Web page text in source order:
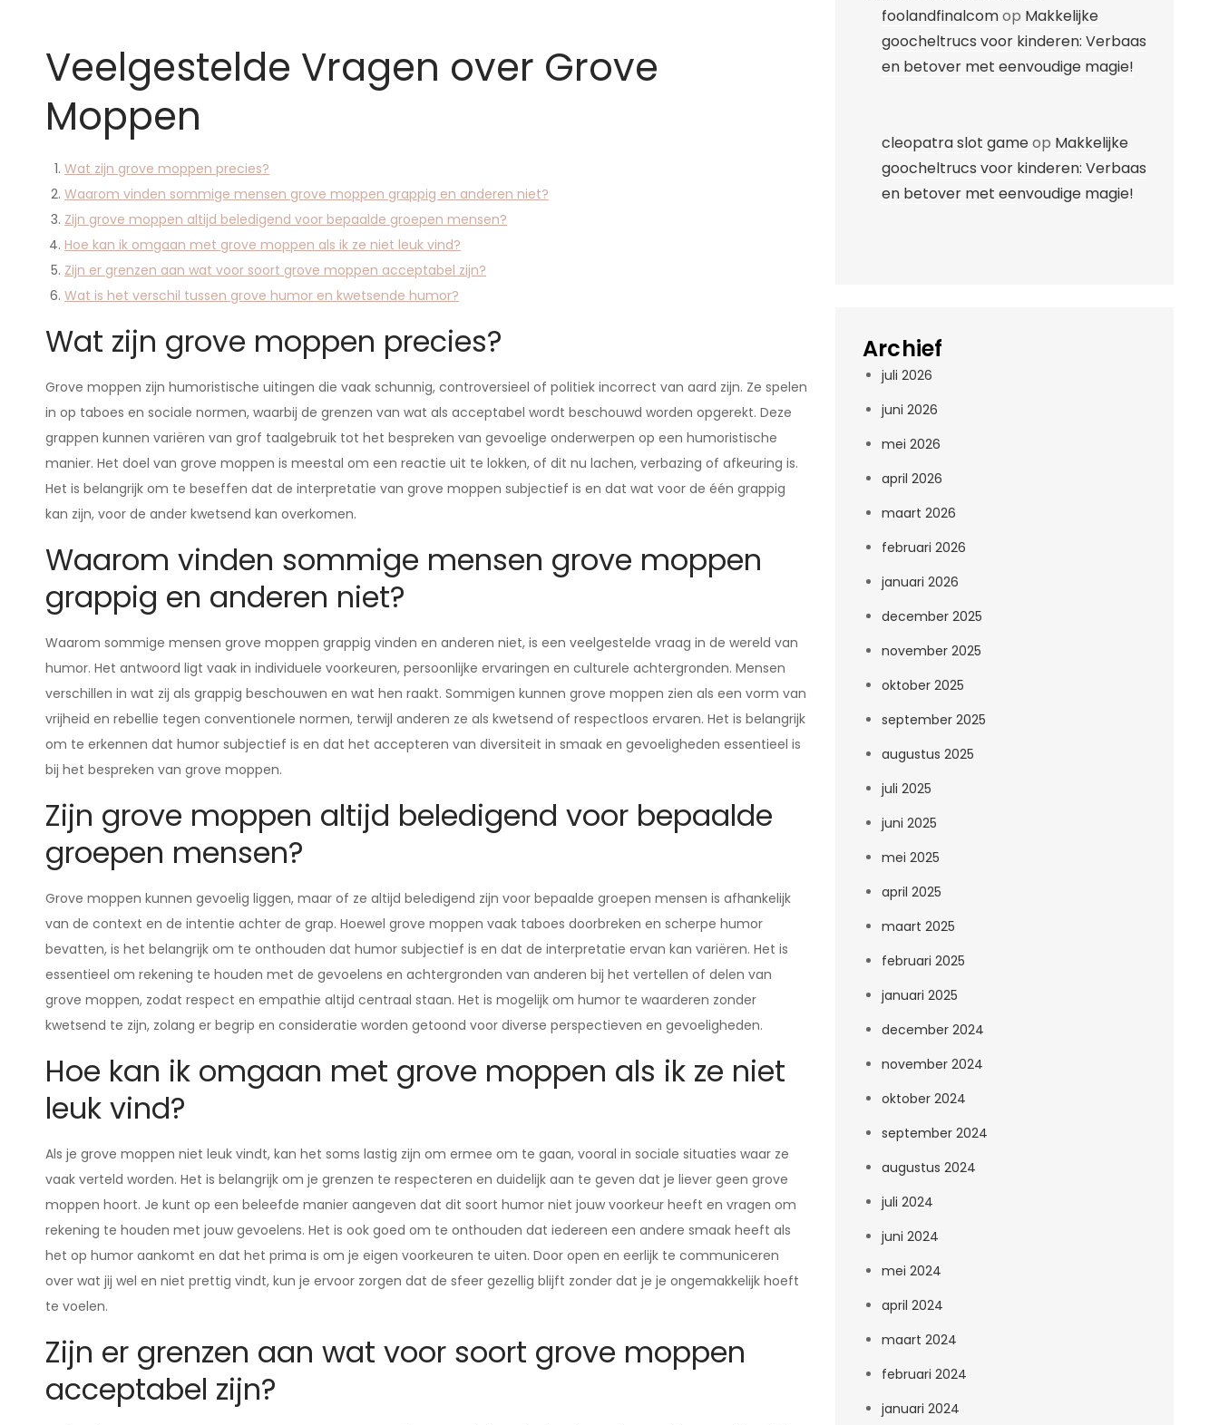
Veelgestelde Vragen over Grove
Moppen
Wat zijn grove moppen precies?
Waarom vinden sommige mensen grove moppen grappig en anderen niet?
Zijn grove moppen altijd beledigend voor bepaalde groepen mensen?
Hoe kan ik omgaan met grove moppen als ik ze niet leuk vind?
Zijn er grenzen aan wat voor soort grove moppen acceptabel zijn?
Wat is het verschil tussen grove humor en kwetsende humor?
Wat zijn grove moppen precies?
Grove moppen zijn humoristische uitingen die vaak schunnig, controversieel of politiek incorrect van aard zijn. Ze spelen
in op taboes en sociale normen, waarbij de grenzen van wat als acceptabel wordt beschouwd worden opgerekt. Deze
grappen kunnen variëren van grof taalgebruik tot het bespreken van gevoelige onderwerpen op een humoristische
manier. Het doel van grove moppen is meestal om een reactie uit te lokken, of dit nu lachen, verbazing of afkeuring is.
Het is belangrijk om te beseffen dat de interpretatie van grove moppen subjectief is en dat wat voor de één grappig
kan zijn, voor de ander kwetsend kan overkomen.
Waarom vinden sommige mensen grove moppen
grappig en anderen niet?
Waarom sommige mensen grove moppen grappig vinden en anderen niet, is een veelgestelde vraag in de wereld van
humor. Het antwoord ligt vaak in individuele voorkeuren, persoonlijke ervaringen en culturele achtergronden. Mensen
verschillen in wat zij als grappig beschouwen en wat hen raakt. Sommigen kunnen grove moppen zien als een vorm van
vrijheid en rebellie tegen conventionele normen, terwijl anderen ze als kwetsend of respectloos ervaren. Het is belangrijk
om te erkennen dat humor subjectief is en dat het accepteren van diversiteit in smaak en gevoeligheden essentieel is
bij het bespreken van grove moppen.
Zijn grove moppen altijd beledigend voor bepaalde
groepen mensen?
Grove moppen kunnen gevoelig liggen, maar of ze altijd beledigend zijn voor bepaalde groepen mensen is afhankelijk
van de context en de intentie achter de grap. Hoewel grove moppen vaak taboes doorbreken en scherpe humor
bevatten, is het belangrijk om te onthouden dat humor subjectief is en dat de interpretatie ervan kan variëren. Het is
essentieel om rekening te houden met de gevoelens en achtergronden van anderen bij het vertellen of delen van
grove moppen, zodat respect en empathie altijd centraal staan. Het is mogelijk om humor te waarderen zonder
kwetsend te zijn, zolang er begrip en consideratie worden getoond voor diverse perspectieven en gevoeligheden.
Hoe kan ik omgaan met grove moppen als ik ze niet
leuk vind?
Als je grove moppen niet leuk vindt, kan het soms lastig zijn om ermee om te gaan, vooral in sociale situaties waar ze
vaak verteld worden. Het is belangrijk om je grenzen te respecteren en duidelijk aan te geven dat je liever geen grove
moppen hoort. Je kunt op een beleefde manier aangeven dat dit soort humor niet jouw voorkeur heeft en vragen om
rekening te houden met jouw gevoelens. Het is ook goed om te onthouden dat iedereen een andere smaak heeft als
het op humor aankomt en dat het prima is om je eigen voorkeuren te uiten. Door open en eerlijk te communiceren
over wat jij wel en niet prettig vindt, kun je ervoor zorgen dat de sfeer gezellig blijft zonder dat je je ongemakkelijk hoeft
te voelen.
Zijn er grenzen aan wat voor soort grove moppen
acceptabel zijn?
foolandfinalcomop Makkelijke
goocheltrucs voor kinderen: Verbaas
en betover met eenvoudige magie!
cleopatra slot gameop Makkelijke
goocheltrucs voor kinderen: Verbaas
en betover met eenvoudige magie!
Archief
juli 2026
juni 2026
mei 2026
april 2026
maart 2026
februari 2026
januari 2026
december 2025
november 2025
oktober 2025
september 2025
augustus 2025
juli 2025
juni 2025
mei 2025
april 2025
maart 2025
februari 2025
januari 2025
december 2024
november 2024
oktober 2024
september 2024
augustus 2024
juli 2024
juni 2024
mei 2024
april 2024
maart 2024
februari 2024
januari 2024